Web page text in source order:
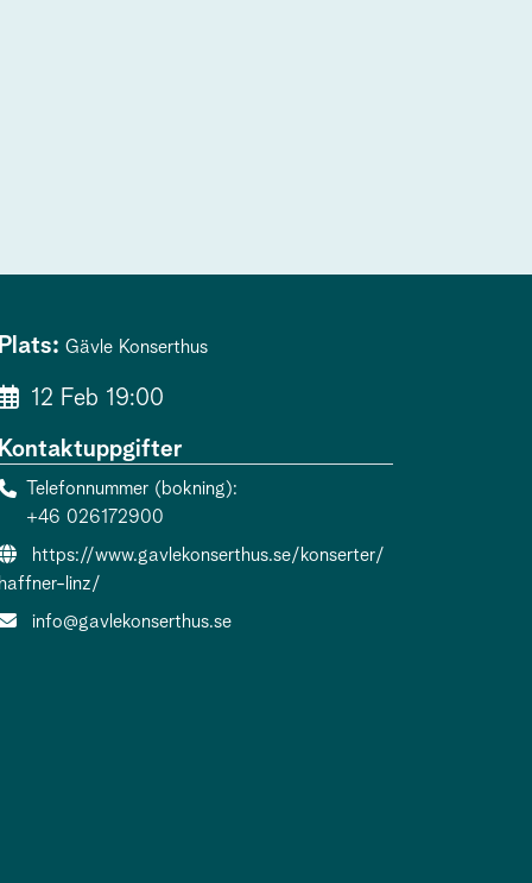
Gävle Konserthus
12 Feb 19:00
Telefonnummer (bokning)
+46 026172900
Evenemangslänk:
https://www.gavlekonserthus.se/konserter/
linz/
E-post:
info@gavlekonserthus.se